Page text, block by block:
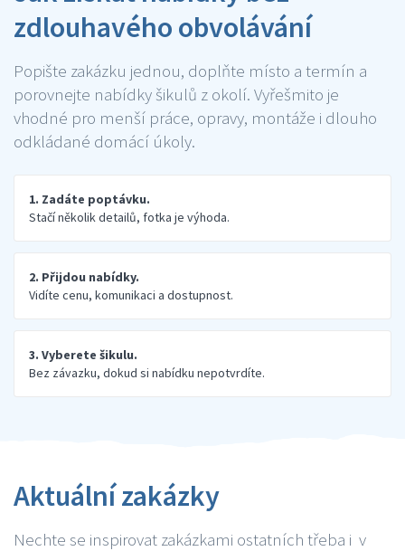
zdlouhavého obvolávání
Popište zakázku jednou, doplňte místo a termín a
porovnejte nabídky šikulů z okolí. Vyřešmito je
vhodné pro menší práce, opravy, montáže i dlouho
odkládané domácí úkoly.
1. Zadáte poptávku.
Stačí několik detailů, fotka je výhoda.
2. Přijdou nabídky.
Vidíte cenu, komunikaci a dostupnost.
3. Vyberete šikulu.
Bez závazku, dokud si nabídku nepotvrdíte.
Aktuální zakázky
Nechte se inspirovat zakázkami ostatních třeba i v